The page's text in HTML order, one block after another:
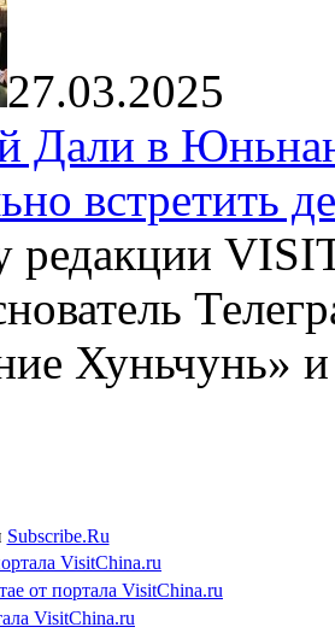
27.03.2025
Дали в
встретить
редакции
Хуньчунь»
Subscribe.Ru
VisitChina.ru
от портала VisitChina.ru
VisitChina.ru